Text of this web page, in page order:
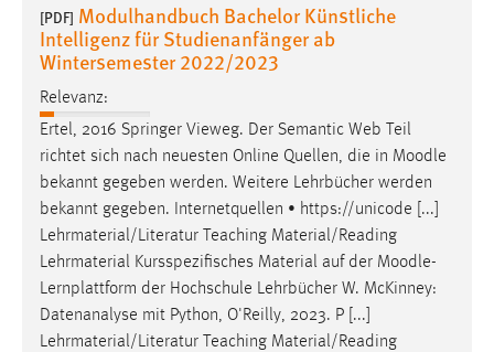
[PDF] Modulhandbuch Bachelor Künstliche
Intelligenz für Studienanfänger ab
Wintersemester 2022/2023
Relevanz:
Ertel, 2016 Springer Vieweg. Der Semantic Web Teil
richtet sich nach neuesten Online Quellen, die in Moodle
bekannt gegeben werden. Weitere Lehrbücher werden
bekannt gegeben. Internetquellen • https://unicode [...]
Lehrmaterial/Literatur Teaching Material/Reading
Lehrmaterial Kursspezifisches Material auf der Moodle-
Lernplattform der Hochschule Lehrbücher W. McKinney:
Datenanalyse mit Python, O'Reilly, 2023. P [...]
Lehrmaterial/Literatur Teaching Material/Reading